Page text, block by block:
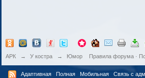
АРК → У костра → Юмор Правила форума·
Адаптивная Полная Мобильная Связь с